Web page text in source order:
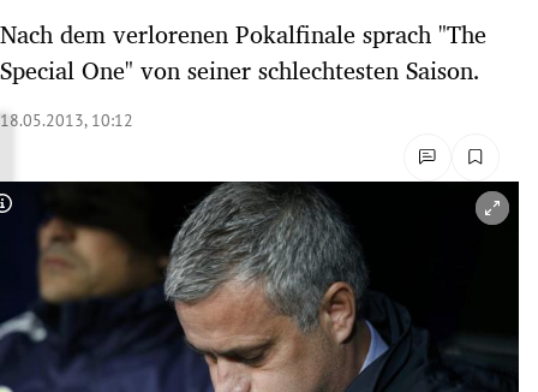
Untermenü
Untermenü
Untermenü
Untermenü
Untermenü
Nach dem verlorenen Pokalfinale sprach "The
Special One" von seiner schlechtesten Saison.
18.05.2013, 10:12
Copyright-Hinweis öffnen/schließen